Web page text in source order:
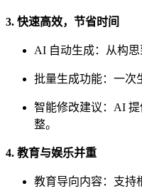
3. 快速高效，节省时间
AI 自动生成：从构思
批量生成功能：一次
智能修改建议：AI
整。
4. 教育与娱乐并重
教育导向内容：支持